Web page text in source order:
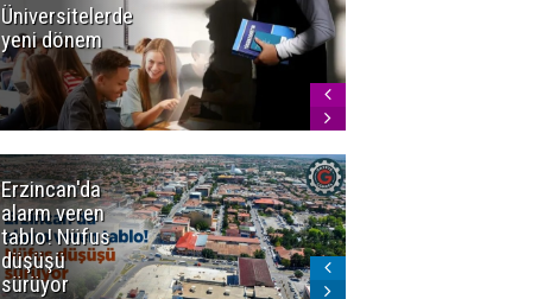
Üniversitelerde
yeni dönem
Erzincan'da
alarm veren
tablo! Nüfus
düşüşü
sürüyor